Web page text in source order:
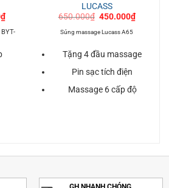
₫Giá
hiện
tại
LUCASS
650.000₫ Giá
là:
450.000₫Giá
hiện
Súng massage Lucass A65
Tặng 4 đầu massage
Pin sạc tích điện
Massage 6 cấp độ